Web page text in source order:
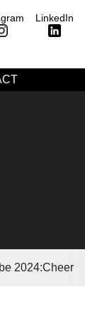
LinkedIn
2024:Cheer